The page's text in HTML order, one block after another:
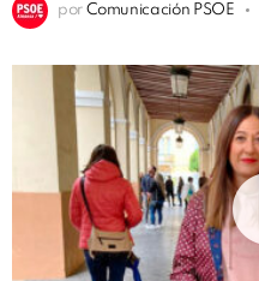
por Comunicación PSOE